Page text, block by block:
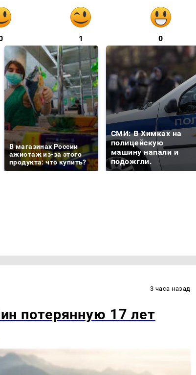
1 0
В магазинах России
ажиотаж из-за этого
продукта: что купить?
СМИ: В Химках на
полицейскую
машину напали и
подожгли.
3 часа назад
потерянную 17 лет